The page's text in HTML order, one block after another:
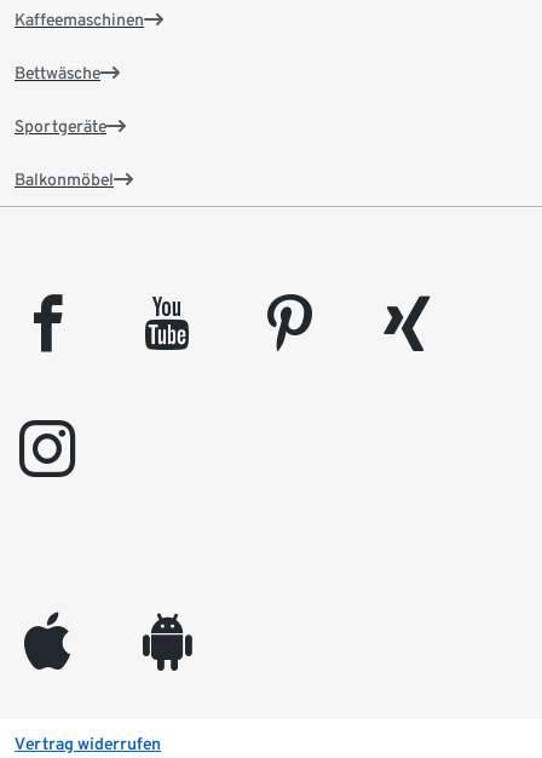
Kaffeemaschinen
Bettwäsche
Sportgeräte
Balkonmöbel
facebook youtube pinterest
xing
instagram
appleinc android
Vertrag widerrufen